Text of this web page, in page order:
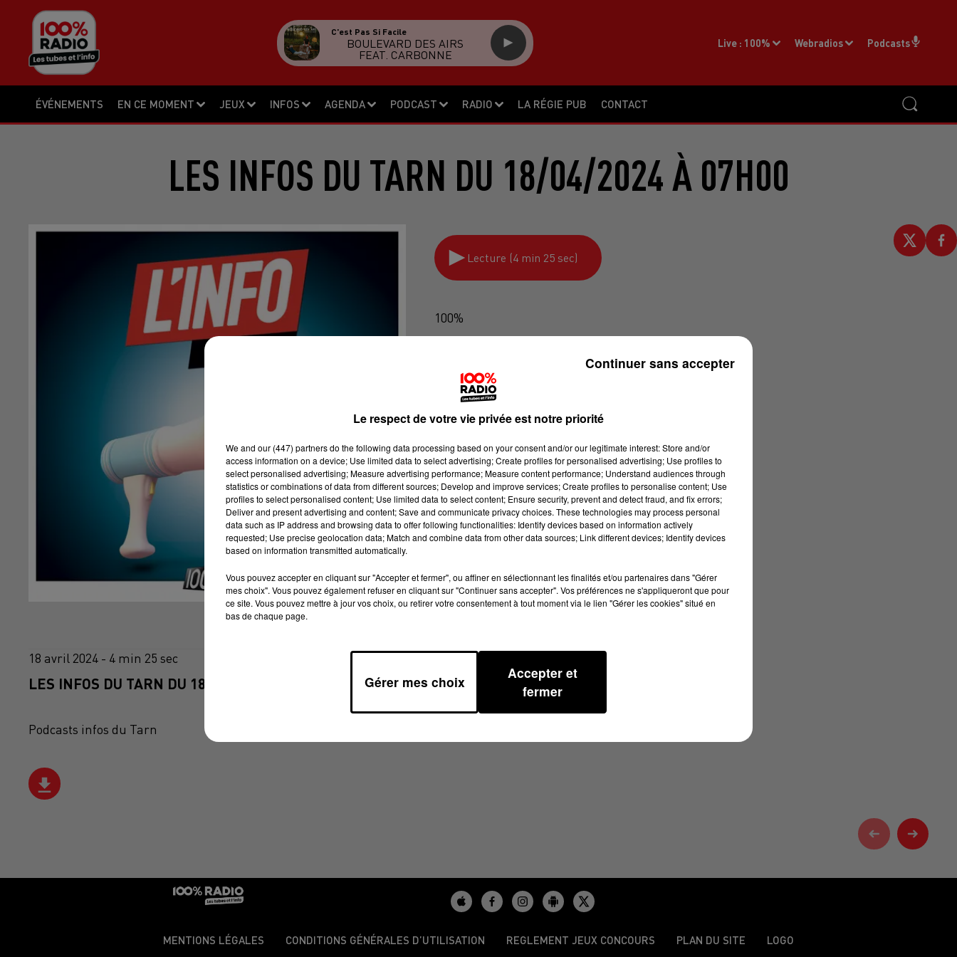
ÉVÉNEMENTS EN CE MOMENT JEUX INFOS AGENDA PODCAST RADIO LA RÉGIE PUB CONTACT
Live : 100% Webradios Podcasts
C'est Pas Si Facile
BOULEVARD DES AIRS
FEAT. CARBONNE
LES INFOS DU TARN DU 18/04/2024 À 07H00
Lecture (4 min 25 sec)
100%
18 avril 2024 - 4 min 25 sec
LES INFOS DU TARN DU 18/04/2024 À 07H00
Podcasts infos du Tarn
MENTIONS LÉGALES CONDITIONS GÉNÉRALES D’UTILISATION REGLEMENT JEUX CONCOURS PLAN DU SITE LOGO
Le respect de votre vie privée est notre priorité
We and our (447) partnersdo the following data processing based on your consent and/or our legitimate interest: Store and/or
access information on a device; Use limited data to select advertising; Create profiles for personalised advertising; Use profiles to
select personalised advertising; Measure advertising performance; Measure content performance; Understand audiences through
statistics or combinations of data from different sources; Develop and improve services; Create profiles to personalise content; Use
profiles to select personalised content; Use limited data to select content; Ensure security, prevent and detect fraud, and fix errors;
Deliver and present advertising and content; Save and communicate privacy choices. These technologies may process personal
data such as IP address and browsing data to offer following functionalities: Identify devices based on information actively
requested; Use precise geolocation data; Match and combine data from other data sources; Link different devices; Identify devices
based on information transmitted automatically.
Vous pouvez accepter en cliquant sur "Accepter et fermer", ou affiner en sélectionnant les finalités et/ou partenaires dans "Gérer
mes choix". Vous pouvez également refuser en cliquant sur "Continuer sans accepter". Vos préférences ne s'appliqueront que pour
ce site. Vous pouvez mettre à jour vos choix, ou retirer votre consentement à tout moment via le lien "Gérer les cookies" situé en
bas de chaque page.
Gérer mes choix
Accepter et
fermer
Continuer sans accepter